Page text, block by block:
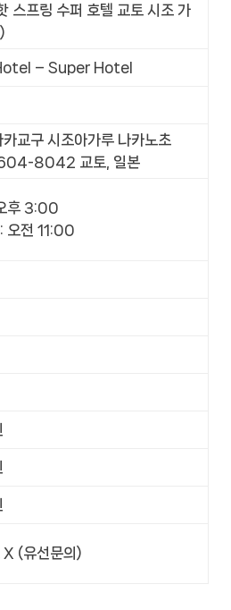
스프링 수퍼 호텔 교토 시조 가
– Super Hotel
카교구 시조아가루 나카노초
8042 교토, 일본
후 3:00
오전 11:00
X (유선문의)